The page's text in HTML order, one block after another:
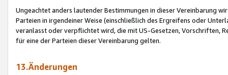
Ungeachtet anders lautender Bestimmungen in dieser Vereinbarung
Parteien in irgendeiner Weise (einschließlich des Ergreifens oder
veranlasst oder verpflichtet wird, die mit US-Gesetzen, Vorschriften,
für eine der Parteien dieser Vereinbarung gelten.
13.Änderungen